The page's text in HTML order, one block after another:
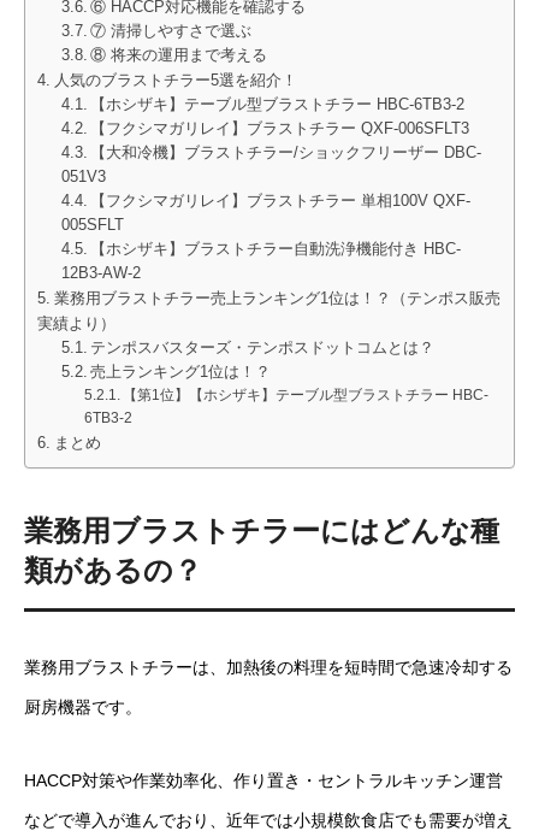
⑥ HACCP対応機能を確認する
⑦ 清掃しやすさで選ぶ
⑧ 将来の運用まで考える
人気のブラストチラー5選を紹介！
【ホシザキ】テーブル型ブラストチラー HBC-6TB3-2
【フクシマガリレイ】ブラストチラー QXF-006SFLT3
【大和冷機】ブラストチラー/ショックフリーザー DBC-
051V3
【フクシマガリレイ】ブラストチラー 単相100V QXF-
005SFLT
【ホシザキ】ブラストチラー自動洗浄機能付き HBC-
12B3-AW-2
業務用ブラストチラー売上ランキング1位は！？（テンポス販売
実績より）
テンポスバスターズ・テンポスドットコムとは？
売上ランキング1位は！？
【第1位】【ホシザキ】テーブル型ブラストチラー HBC-
6TB3-2
まとめ
業務用ブラストチラーにはどんな種
類があるの？
業務用ブラストチラーは、加熱後の料理を短時間で急速冷却する
厨房機器です。
HACCP対策や作業効率化、作り置き・セントラルキッチン運営
などで導入が進んでおり、近年では小規模飲食店でも需要が増え